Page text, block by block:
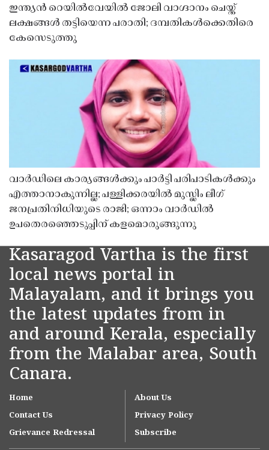
ഇന്ത്യൻ റെയിൽവേയിൽ ജോലി വാഗ്ദാനം ചെയ്ത്
ലക്ഷങ്ങൾ തട്ടിയെന്ന പരാതി; ദമ്പതികൾക്കെതിരെ
കേസെടുത്തു
വാർഡിലെ കാര്യങ്ങൾക്കും പാർട്ടി പരിപാടികൾക്കും
എത്താനാകുന്നില്ല; പള്ളിക്കരയിൽ മുസ്ലിം ലീഗ്
ജനപ്രതിനിധിയുടെ രാജി; ഒന്നാം വാർഡിൽ
ഉപതെരഞ്ഞെടുപ്പിന് കളമൊരുങ്ങുന്നു
Kasaragod Vartha is the first
local news portal in
Malayalam, and it brings you
the latest updates from in
and around Kerala, especially
from the Malabar area, South
Canara.
Home
About Us
Contact Us
Privacy Policy
Grievance Redressal
Subscribe